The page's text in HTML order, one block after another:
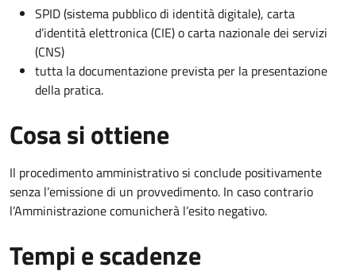
SPID (sistema pubblico di identità digitale), carta
d’identità elettronica (CIE) o carta nazionale dei servizi
(CNS)
tutta la documentazione prevista per la presentazione
della pratica.
Cosa si ottiene
Il procedimento amministrativo si conclude positivamente
senza l’emissione di un provvedimento. In caso contrario
l’Amministrazione comunicherà l’esito negativo.
Tempi e scadenze